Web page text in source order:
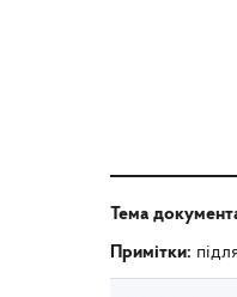
Тема
Примітки: